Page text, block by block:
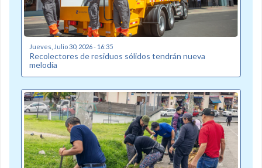
Jueves, Julio 30, 2026 - 16:35
Recolectores de residuos sólidos tendrán nueva
melodía